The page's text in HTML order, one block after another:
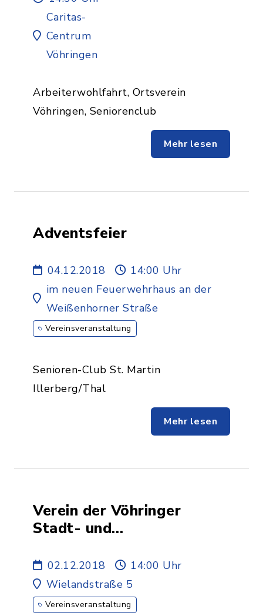
Caritas-
Centrum
Vöhringen
Arbeiterwohlfahrt, Ortsverein
Vöhringen, Seniorenclub
Mehr lesen
Adventsfeier
04.12.2018
14:00 Uhr
im neuen Feuerwehrhaus an der
Weißenhorner Straße
Vereinsveranstaltung
Senioren-Club St. Martin
Illerberg/Thal
Mehr lesen
Verein der Vöhringer
Stadt- und
02.12.2018
14:00 Uhr
Wielandstraße 5
Vereinsveranstaltung